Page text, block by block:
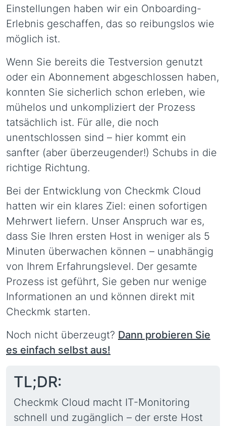
Einstellungen haben wir ein Onboarding-
Erlebnis geschaffen, das so reibungslos wie
möglich ist.
Wenn Sie bereits die Testversion genutzt
oder ein Abonnement abgeschlossen haben,
konnten Sie sicherlich schon erleben, wie
mühelos und unkompliziert der Prozess
tatsächlich ist. Für alle, die noch
unentschlossen sind – hier kommt ein
sanfter (aber überzeugender!) Schubs in die
richtige Richtung.
Bei der Entwicklung von Checkmk Cloud
hatten wir ein klares Ziel: einen sofortigen
Mehrwert liefern. Unser Anspruch war es,
dass Sie Ihren ersten Host in weniger als 5
Minuten überwachen können – unabhängig
von Ihrem Erfahrungslevel. Der gesamte
Prozess ist geführt, Sie geben nur wenige
Informationen an und können direkt mit
Checkmk starten.
Noch nicht überzeugt? Dann probieren Sie
es einfach selbst aus!
TL;DR:
Checkmk Cloud macht IT-Monitoring
schnell und zugänglich – der erste Host